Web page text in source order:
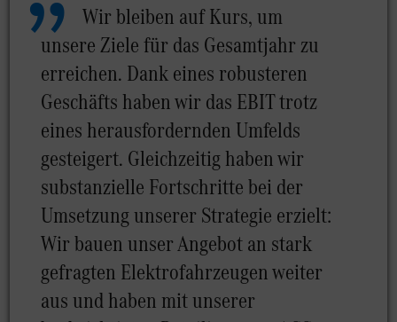
Wir bleiben auf Kurs, um
unsere Ziele für das Gesamtjahr zu
erreichen. Dank eines robusteren
Geschäfts haben wir das EBIT trotz
eines herausfordernden Umfelds
gesteigert. Gleichzeitig haben wir
substanzielle Fortschritte bei der
Umsetzung unserer Strategie erzielt:
Wir bauen unser Angebot an stark
gefragten Elektrofahrzeugen weiter
aus und haben mit unserer